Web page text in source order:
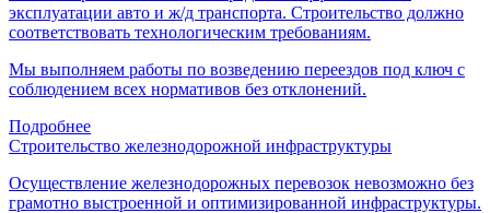
эксплуатации авто и ж/д транспорта. Строительство должно
соответствовать технологическим требованиям.
Мы выполняем работы по возведению переездов под ключ с
соблюдением всех нормативов без отклонений.
Подробнее
Строительство железнодорожной инфраструктуры
Осуществление железнодорожных перевозок невозможно без
грамотно выстроенной и оптимизированной инфраструктуры.